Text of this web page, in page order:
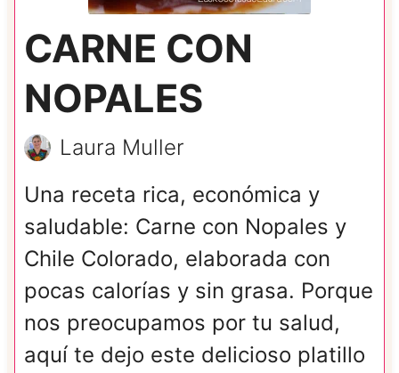
CARNE CON
NOPALES
Laura Muller
Una receta rica, económica y
saludable: Carne con Nopales y
Chile Colorado, elaborada con
pocas calorías y sin grasa. Porque
nos preocupamos por tu salud,
aquí te dejo este delicioso platillo